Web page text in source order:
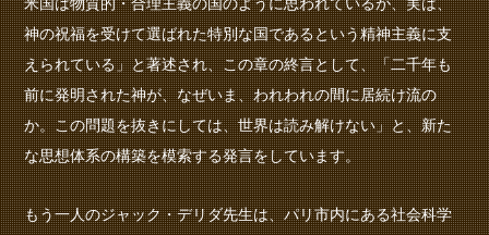
米国は物質的・合理主義の国のように思われているが、実は、
神の祝福を受けて選ばれた特別な国であるという精神主義に支
えられている」と著述され、この章の終言として、「二千年も
前に発明された神が、なぜいま、われわれの間に居続け流の
か。この問題を抜きにしては、世界は読み解けない」と、新た
な思想体系の構築を模索する発言をしています。
もう一人のジャック・デリダ先生は、パリ市内にある社会科学